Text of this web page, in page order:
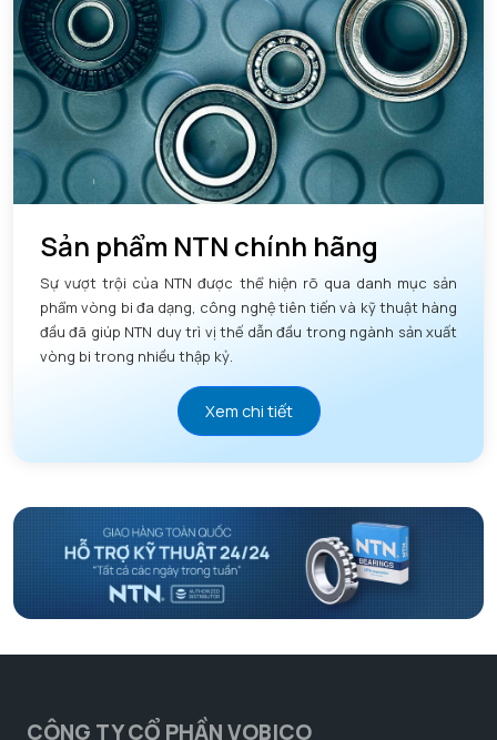
Sản phẩm NTN chính hãng
Sự vượt trội của NTN được thể hiện rõ qua danh mục sản
phẩm vòng bi đa dạng, công nghệ tiên tiến và kỹ thuật hàng
đầu đã giúp NTN duy trì vị thế dẫn đầu trong ngành sản xuất
vòng bi trong nhiều thập kỷ.
Xem chi tiết
CÔNG TY CỔ PHẦN VOBICO